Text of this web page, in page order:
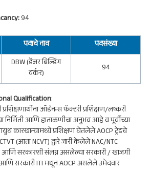
94
पदाचे नाव
पदसंख्या
DBW (डेंजर बिल्डिंग
वर्कर)
94
Qualification:
ऑर्डनन्स फॅक्टरी प्रशिक्षण/लष्करी
निर्मिती आणि हाताळणीचा अनुभव आहे व पूर्वीच्या
कारखान्यामध्ये प्रशिक्षण घेतलेले AOCP ट्रेडचे
(आता NCVT) द्वारे जारी केलेले NAC/NTC
सरकारशी संलग्न असलेल्या सरकारी / खाजगी
सरकारी ITI मधून AOCP असलेले उमेदवार